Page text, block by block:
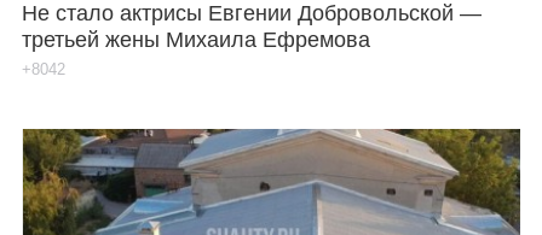
Не стало актрисы Евгении Добровольской —
третьей жены Михаила Ефремова
+8042